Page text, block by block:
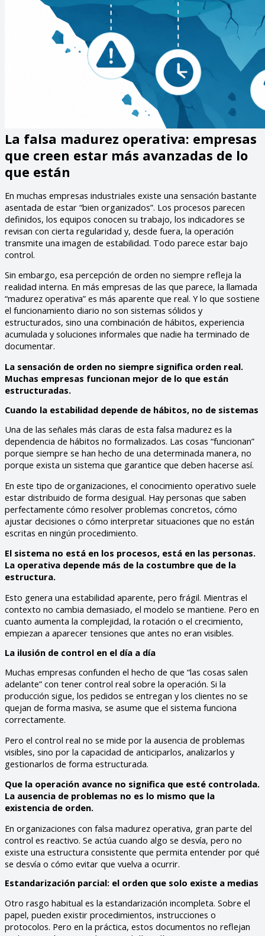
La falsa madurez operativa: empresas
que creen estar más avanzadas de lo
que están
En muchas empresas industriales existe una sensación bastante
asentada de estar “bien organizados”. Los procesos parecen
definidos, los equipos conocen su trabajo, los indicadores se
revisan con cierta regularidad y, desde fuera, la operación
transmite una imagen de estabilidad. Todo parece estar bajo
control.
Sin embargo, esa percepción de orden no siempre refleja la
realidad interna. En más empresas de las que parece, la llamada
“madurez operativa” es más aparente que real. Y lo que sostiene
el funcionamiento diario no son sistemas sólidos y
estructurados, sino una combinación de hábitos, experiencia
acumulada y soluciones informales que nadie ha terminado de
documentar.
La sensación de orden no siempre significa orden real.
Muchas empresas funcionan mejor de lo que están
estructuradas.
Cuando la estabilidad depende de hábitos, no de sistemas
Una de las señales más claras de esta falsa madurez es la
dependencia de hábitos no formalizados. Las cosas “funcionan”
porque siempre se han hecho de una determinada manera, no
porque exista un sistema que garantice que deben hacerse así.
En este tipo de organizaciones, el conocimiento operativo suele
estar distribuido de forma desigual. Hay personas que saben
perfectamente cómo resolver problemas concretos, cómo
ajustar decisiones o cómo interpretar situaciones que no están
escritas en ningún procedimiento.
El sistema no está en los procesos, está en las personas.
La operativa depende más de la costumbre que de la
estructura.
Esto genera una estabilidad aparente, pero frágil. Mientras el
contexto no cambia demasiado, el modelo se mantiene. Pero en
cuanto aumenta la complejidad, la rotación o el crecimiento,
empiezan a aparecer tensiones que antes no eran visibles.
La ilusión de control en el día a día
Muchas empresas confunden el hecho de que “las cosas salen
adelante” con tener control real sobre la operación. Si la
producción sigue, los pedidos se entregan y los clientes no se
quejan de forma masiva, se asume que el sistema funciona
correctamente.
Pero el control real no se mide por la ausencia de problemas
visibles, sino por la capacidad de anticiparlos, analizarlos y
gestionarlos de forma estructurada.
Que la operación avance no significa que esté controlada.
La ausencia de problemas no es lo mismo que la
existencia de orden.
En organizaciones con falsa madurez operativa, gran parte del
control es reactivo. Se actúa cuando algo se desvía, pero no
existe una estructura consistente que permita entender por qué
se desvía o cómo evitar que vuelva a ocurrir.
Estandarización parcial: el orden que solo existe a medias
Otro rasgo habitual es la estandarización incompleta. Sobre el
papel, pueden existir procedimientos, instrucciones o
protocolos. Pero en la práctica, estos documentos no reflejan